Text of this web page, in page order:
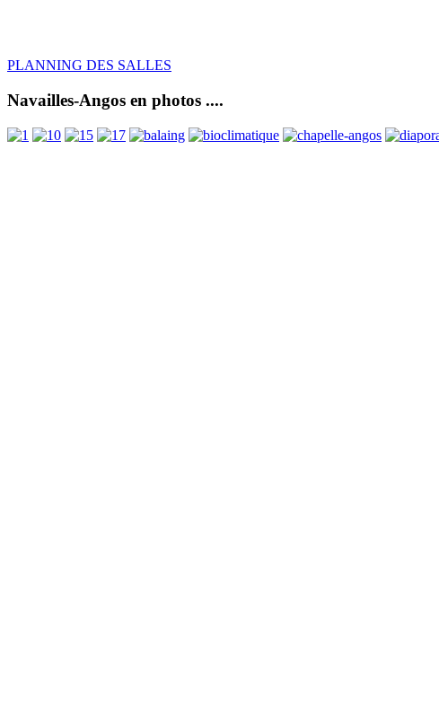
PLANNING DES SALLES
Navailles-Angos en photos ....